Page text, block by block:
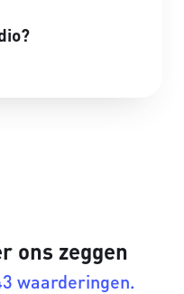
ons zeggen
waarderingen.